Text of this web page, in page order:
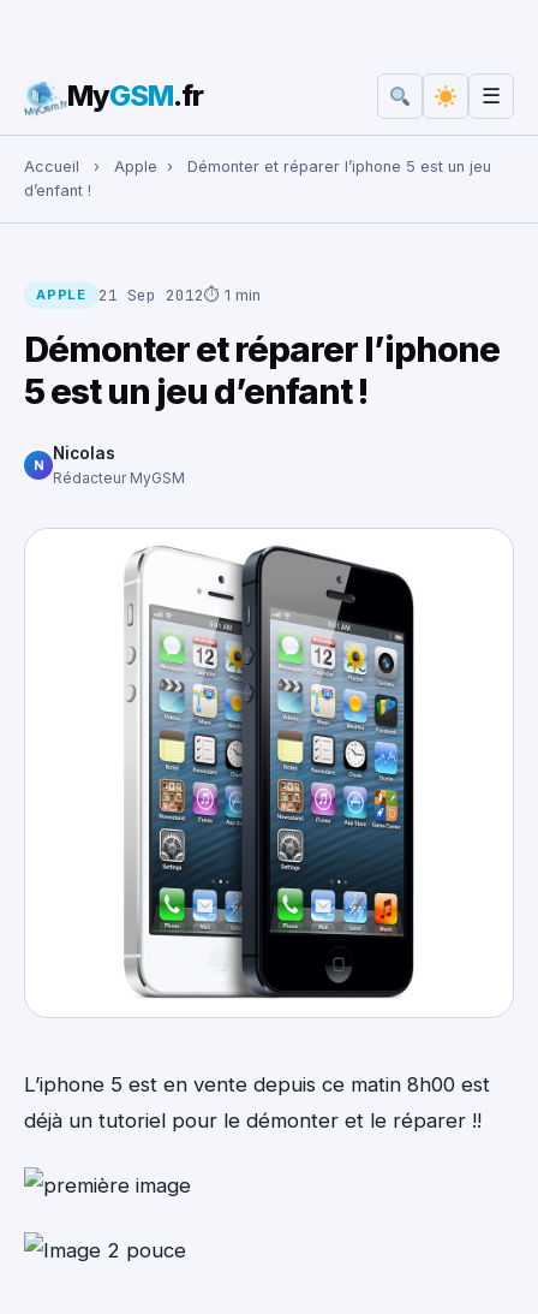
Rechercher :
MyGSM.fr ☰
Accueil › Apple ›
Démonter et réparer l’iphone 5 est un jeu
d’enfant !
APPLE 21 Sep 2012⏱ 1 min
Démonter et réparer l’iphone
5 est un jeu d’enfant !
N
Nicolas
Rédacteur MyGSM
L’iphone 5 est en vente depuis ce matin 8h00 est
déjà un tutoriel pour le démonter et le réparer !!